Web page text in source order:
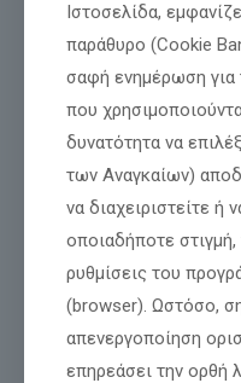
αποκλείει. Όταν το κράτος
λειτουργεί σαν ειδικός
γιαεγκατάλειψη των πιο
Ιστοσελίδα,
παράθυρο (Cookie
σαφή ενημέρωση
που
δυνατότητα να
των Αναγκαίων)
να διαχειριστείτε ή
οποιαδήποτε
ρυθμίσεις του
(browser). Ωστόσο,
απενεργοποίηση
επηρεάσει την ορθή